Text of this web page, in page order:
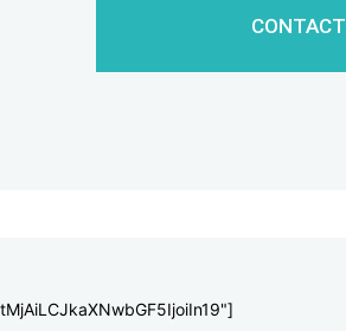
CONTACT